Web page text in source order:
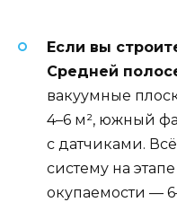
Если вы
Средней
вакуумные
4–6 м², южный
с датчиками.
систему на
окупаемости —